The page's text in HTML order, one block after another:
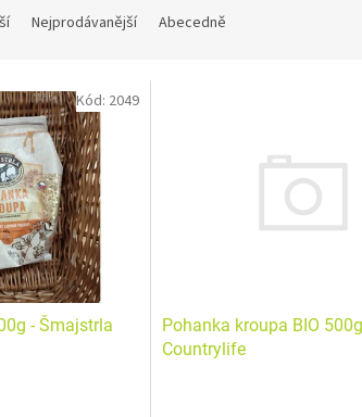
Nejprodávanější Abecedně
- Šmajstrla
Kód: 2049
Pohanka kroupa BIO
Countrylife